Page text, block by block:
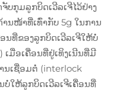
ບກຸມລູກບິດເວີລເຈີໄວ້ຢ່າງ
ນໜ້າທີ່ເທົ່າກັບ 5g ໃນການ
ນທີ່ຂອງລູກບິດເວີລເຈີໃຫ້ບໍ່
ເມື່ອເຄື່ອນທີ່ຢູ່ເທິງເນີນທີ່ມີ
ນເຊື່ອມຕໍ່ (interlock
ບໍ່ໃຫ້ລູກບິດເວີລເຈີເຄື່ອນທີ່